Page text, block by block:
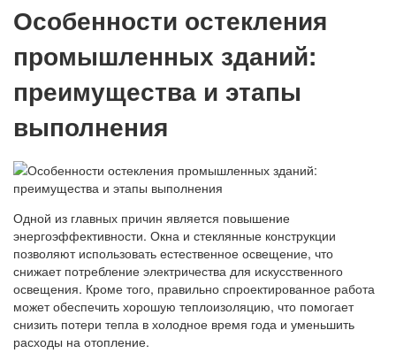
Особенности остекления
промышленных зданий:
преимущества и этапы
выполнения
Одной из главных причин является повышение
энергоэффективности. Окна и стеклянные конструкции
позволяют использовать естественное освещение, что
снижает потребление электричества для искусственного
освещения. Кроме того, правильно спроектированное работа
может обеспечить хорошую теплоизоляцию, что помогает
снизить потери тепла в холодное время года и уменьшить
расходы на отопление.